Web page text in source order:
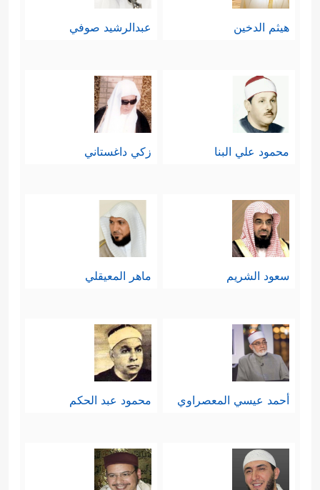
هيثم الدخين عبدالرشيد صوفي
محمود علي البنا زكي داغستاني
سعود الشريم ماهر المعيقلي
أحمد عيسي المعصراوي محمود عبد الحكم